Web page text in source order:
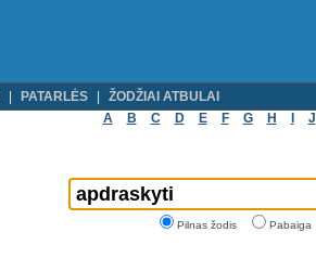
PATARLĖS
ŽODŽIAI ATBULAI
A
B C D E F G H J
Pilnas žodis Pabaiga